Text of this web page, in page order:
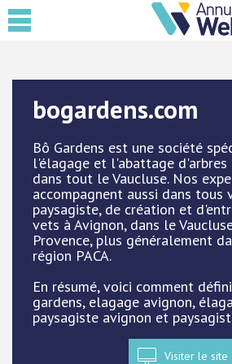
bogardens.com
Bô Gardens est une société
l'élagage et l'abattage d'arbres
dans tout le Vaucluse. Nos
accompagnent aussi dans tous
paysagiste, de création et
vets à Avignon, dans le
Provence, plus généralement
région PACA.
En résumé, voici comment
gardens, elagage avignon,
paysagiste avignon et
Visiter le site